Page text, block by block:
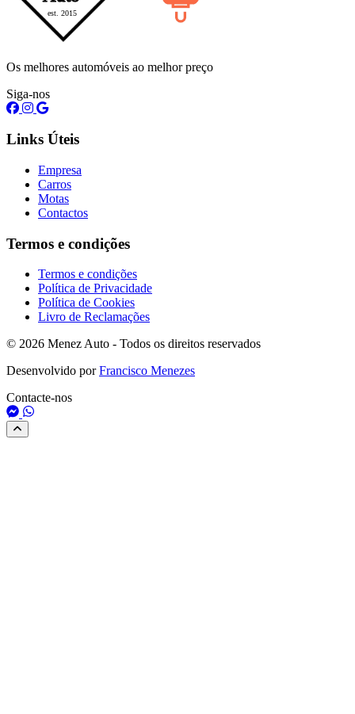
Os melhores automóveis ao melhor preço
Siga-nos
Links Úteis
Empresa
Carros
Motas
Contactos
Termos e condições
Termos e condições
Política de Privacidade
Política de Cookies
Livro de Reclamações
© 2026 Menez Auto - Todos os direitos reservados
Desenvolvido porFrancisco Menezes
Contacte-nos